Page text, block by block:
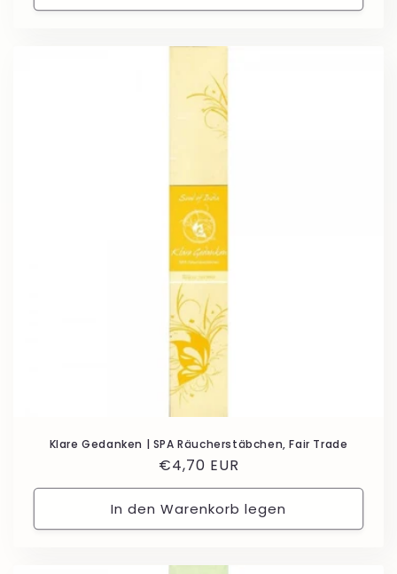
Klare Gedanken | SPA Räucherstäbchen, Fair Trade
Normaler
Preis
€4,70 EUR
In den Warenkorb legen